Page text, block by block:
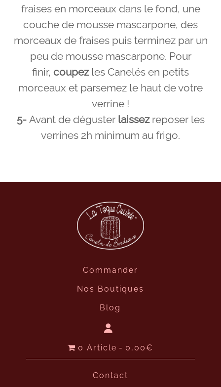
fraises en morceaux dans le fond, une
couche de mousse mascarpone, des
morceaux de fraises puis terminez par un
peu de mousse mascarpone. Pour
finir, coupezles Canelés en petits
morceaux et parsemez le haut de votre
verrine !
5-Avant de déguster laissezreposer les
verrines 2h minimum au frigo.
Commander
Nos Boutiques
Blog
0 Article 0,00€
Contact